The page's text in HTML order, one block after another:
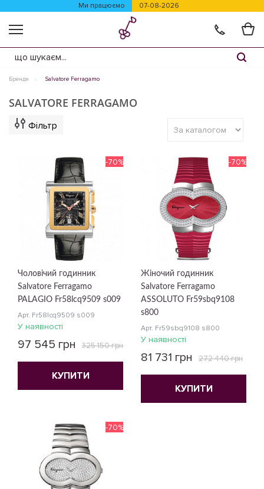
Ми працюємо 07-08-2026
Бренди Salvatore Ferragamo
SALVATORE FERRAGAMO
Фільтр
Чоловічий годинник
Salvatore Ferragamo
PALAGIO Fr58lcq9509 s009
Арт. Fr58lcq9509 s009
-70%
У наявності
97 545 грн 325 150 грн
КУПИТИ
Жіночий годинник
Salvatore Ferragamo
ASSOLUTO Fr59sbq9108
s800
Арт. Fr59sbq9108 s800
-70%
У наявності
81 731 грн 272 440 грн
КУПИТИ
-70%